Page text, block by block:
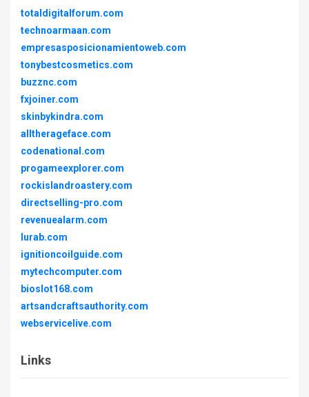
totaldigitalforum.com
technoarmaan.com
empresasposicionamientoweb.com
tonybestcosmetics.com
buzznc.com
fxjoiner.com
skinbykindra.com
alltherageface.com
codenational.com
progameexplorer.com
rockislandroastery.com
directselling-pro.com
revenuealarm.com
lurab.com
ignitioncoilguide.com
mytechcomputer.com
bioslot168.com
artsandcraftsauthority.com
webservicelive.com
Links